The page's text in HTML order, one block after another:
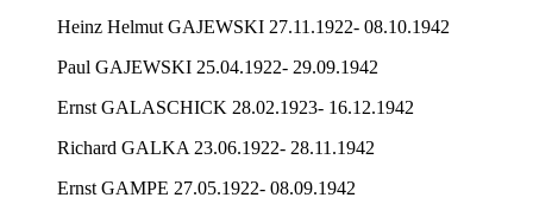
Heinz Helmut GAJEWSKI 27.11.1922- 08.10.1942
Paul GAJEWSKI 25.04.1922- 29.09.1942
Ernst GALASCHICK 28.02.1923- 16.12.1942
Richard GALKA 23.06.1922- 28.11.1942
Ernst GAMPE 27.05.1922- 08.09.1942